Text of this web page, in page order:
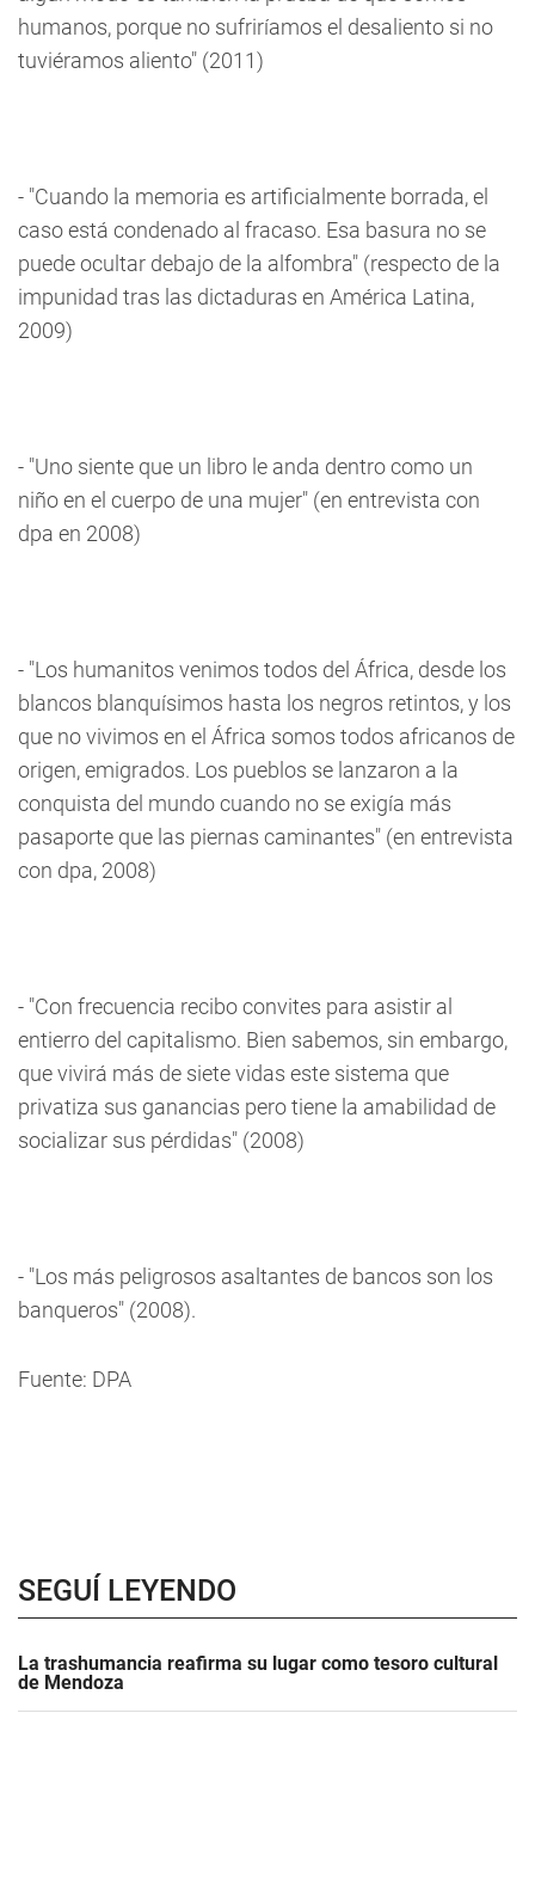
humanos, porque no sufriríamos el desaliento si no
tuviéramos aliento" (2011)
- "Cuando la memoria es artificialmente borrada, el
caso está condenado al fracaso. Esa basura no se
puede ocultar debajo de la alfombra" (respecto de la
impunidad tras las dictaduras en América Latina,
2009)
- "Uno siente que un libro le anda dentro como un
niño en el cuerpo de una mujer" (en entrevista con
dpa en 2008)
- "Los humanitos venimos todos del África, desde los
blancos blanquísimos hasta los negros retintos, y los
que no vivimos en el África somos todos africanos de
origen, emigrados. Los pueblos se lanzaron a la
conquista del mundo cuando no se exigía más
pasaporte que las piernas caminantes" (en entrevista
con dpa, 2008)
- "Con frecuencia recibo convites para asistir al
entierro del capitalismo. Bien sabemos, sin embargo,
que vivirá más de siete vidas este sistema que
privatiza sus ganancias pero tiene la amabilidad de
socializar sus pérdidas" (2008)
- "Los más peligrosos asaltantes de bancos son los
banqueros" (2008).
Fuente: DPA
SEGUÍ LEYENDO
La trashumancia reafirma su lugar como tesoro cultural
de Mendoza